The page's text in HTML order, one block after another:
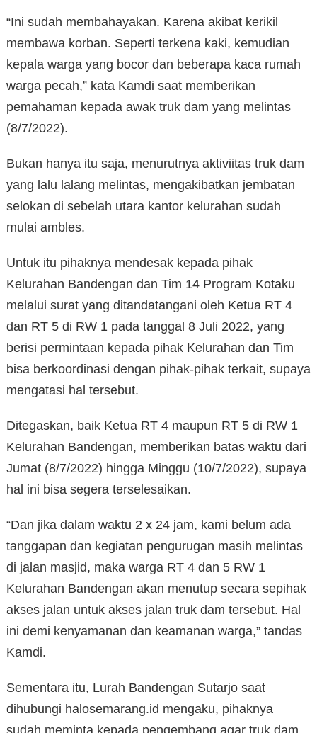
“Ini sudah membahayakan. Karena akibat kerikil
membawa korban. Seperti terkena kaki, kemudian
kepala warga yang bocor dan beberapa kaca rumah
warga pecah,” kata Kamdi saat memberikan
pemahaman kepada awak truk dam yang melintas
(8/7/2022).
Bukan hanya itu saja, menurutnya aktiviitas truk dam
yang lalu lalang melintas, mengakibatkan jembatan
selokan di sebelah utara kantor kelurahan sudah
mulai ambles.
Untuk itu pihaknya mendesak kepada pihak
Kelurahan Bandengan dan Tim 14 Program Kotaku
melalui surat yang ditandatangani oleh Ketua RT 4
dan RT 5 di RW 1 pada tanggal 8 Juli 2022, yang
berisi permintaan kepada pihak Kelurahan dan Tim
bisa berkoordinasi dengan pihak-pihak terkait, supaya
mengatasi hal tersebut.
Ditegaskan, baik Ketua RT 4 maupun RT 5 di RW 1
Kelurahan Bandengan, memberikan batas waktu dari
Jumat (8/7/2022) hingga Minggu (10/7/2022), supaya
hal ini bisa segera terselesaikan.
“Dan jika dalam waktu 2 x 24 jam, kami belum ada
tanggapan dan kegiatan pengurugan masih melintas
di jalan masjid, maka warga RT 4 dan 5 RW 1
Kelurahan Bandengan akan menutup secara sepihak
akses jalan untuk akses jalan truk dam tersebut. Hal
ini demi kenyamanan dan keamanan warga,” tandas
Kamdi.
Sementara itu, Lurah Bandengan Sutarjo saat
dihubungi halosemarang.id mengaku, pihaknya